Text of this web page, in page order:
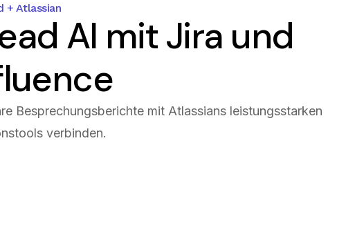
+ Atlassian
AI mit Jira und
Besprechungsberichte mit Atlassians leistungsstarken
verbinden.